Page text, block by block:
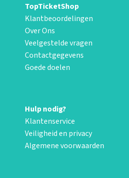
TopTicketShop
Klantbeoordelingen
Over Ons
Veelgestelde vragen
Contactgegevens
Goede doelen
Hulp nodig?
Klantenservice
Veiligheid en privacy
Algemene voorwaarden